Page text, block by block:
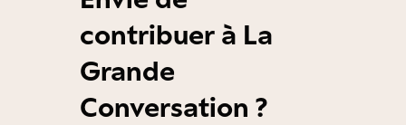
contribuer à La
Grande
Conversation ?